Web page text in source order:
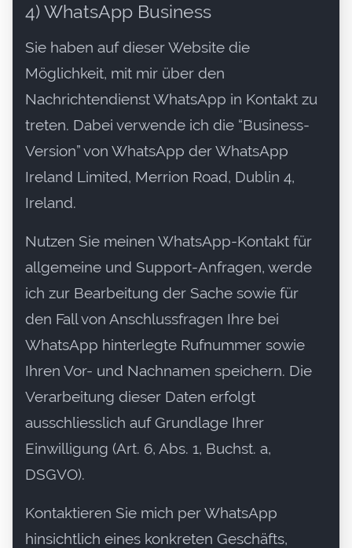
4) WhatsApp Business
Sie haben auf dieser Website die
Möglichkeit, mit mir über den
Nachrichtendienst WhatsApp in Kontakt zu
treten. Dabei verwende ich die “Business-
Version” von WhatsApp der WhatsApp
Ireland Limited, Merrion Road, Dublin 4,
Ireland.
Nutzen Sie meinen WhatsApp-Kontakt für
allgemeine und Support-Anfragen, werde
ich zur Bearbeitung der Sache sowie für
den Fall von Anschlussfragen Ihre bei
WhatsApp hinterlegte Rufnummer sowie
Ihren Vor- und Nachnamen speichern. Die
Verarbeitung dieser Daten erfolgt
ausschliesslich auf Grundlage Ihrer
Einwilligung (Art. 6, Abs. 1, Buchst. a,
DSGVO).
Kontaktieren Sie mich per WhatsApp
hinsichtlich eines konkreten Geschäfts,